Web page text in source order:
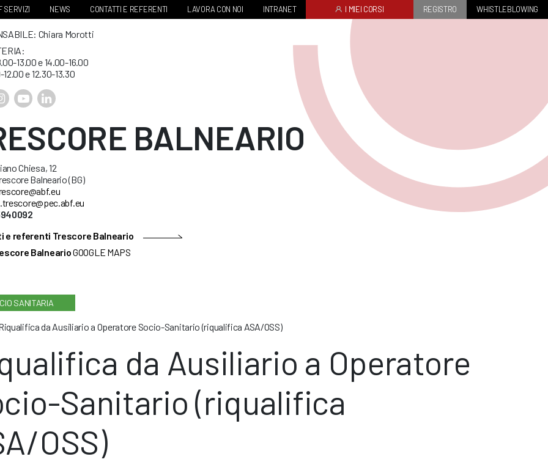
SERVIZI NEWS CONTATTI E REFERENTI LAVORA CON NOI INTRANET I MIEI CORSI REGISTRO WHISTLEBLOWING
Chiara Morotti
13.00 e 14.00-16.00
e 12.30-13.30
BALNEARIO
Chiesa, 12
Balneario (BG)
e referenti Trescore Balneario
BalnearioGOOGLE MAPS
SANITARIA
da Ausiliario a Operatore Socio-Sanitario (riqualifica ASA/OSS)
da Ausiliario a Operatore
Sanitario (riqualifica
OSS)